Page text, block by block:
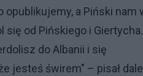
a Piński nam
się od Pińskiego i
do Albanii i się
jesteś świrem" – pisał